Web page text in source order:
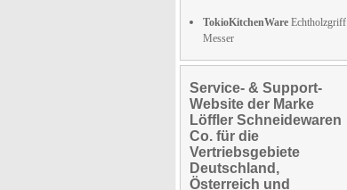
TokioKitchenWare Echtholzgriff
Messer
Service- & Support-
Website der Marke
Löffler Schneidewaren
Co. für die
Vertriebsgebiete
Deutschland,
Österreich und